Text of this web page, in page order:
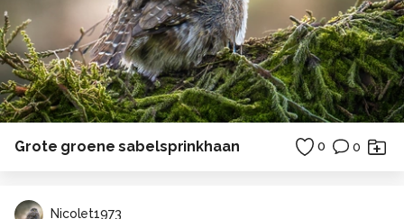
Grote groene sabelsprinkhaan 0 0
Nicolet1973